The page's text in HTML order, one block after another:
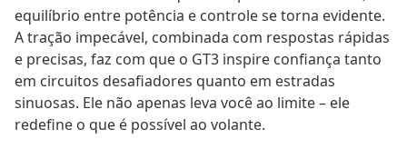
equilíbrio entre potência e controle se torna evidente.
A tração impecável, combinada com respostas rápidas
e precisas, faz com que o GT3 inspire confiança tanto
em circuitos desafiadores quanto em estradas
sinuosas. Ele não apenas leva você ao limite – ele
redefine o que é possível ao volante.